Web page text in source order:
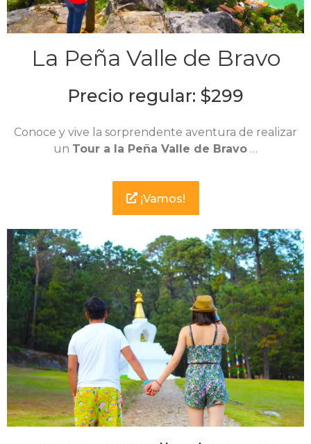
La Peña Valle de Bravo
Precio regular: $299
Conoce y vive la sorprendente aventura de realizar
un Tour a la Peña Valle de Bravo …
¡Vamos!